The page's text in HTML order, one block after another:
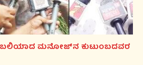
ಬಲಿಯಾದ ಮನೋಜ್‌ನ ಕುಟುಂಬದವರ